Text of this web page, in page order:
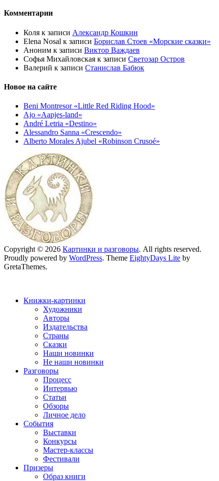
Комментарии
Коля к записи Александр Кошкин
Elena Nosal к записи Борислав Стоев «Морские сказки»
Аноним к записи Виктор Важдаев
Софья Михайловская к записи Светозар Остров
Валерий к записи Станислав Бабюк
Новое на сайте
Beni Montresor «Little Red Riding Hood»
Ajo «Aapjes-land»
André Letria «Destino»
Alessandro Sanna «Crescendo»
Alberto Morales Ajubel «Robinson Crusoé»
Copyright © 2026 Картинки и разговоры. All rights reserved.
Proudly powered by WordPress. Theme EightyDays Lite by
GretaThemes.
Книжки-картинки
Художники
Авторы
Издательства
Страны
Сказки
Наши новинки
Не наши новинки
Разговоры
Процесс
Интервью
Статьи
Обзоры
Личное дело
События
Выставки
Конкурсы
Мастер-классы
Фестивали
Призеры
Образ книги